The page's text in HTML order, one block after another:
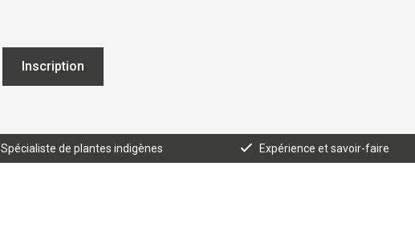
Inscription
Spécialiste de plantes indigènes Expérience et savoir-faire